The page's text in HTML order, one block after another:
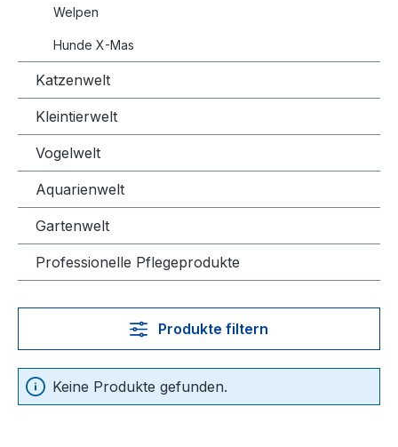
Welpen
Hunde X-Mas
Katzenwelt
Kleintierwelt
Vogelwelt
Aquarienwelt
Gartenwelt
Professionelle Pflegeprodukte
Produkte filtern
Keine Produkte gefunden.